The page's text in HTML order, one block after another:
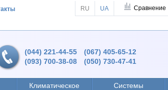
RU UA Сравнение
(044) 221-44-55
(093) 700-38-08
(067) 405-65-12
(050) 730-47-41
Климатическое
Системы